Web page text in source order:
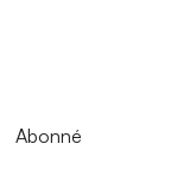
Abonné